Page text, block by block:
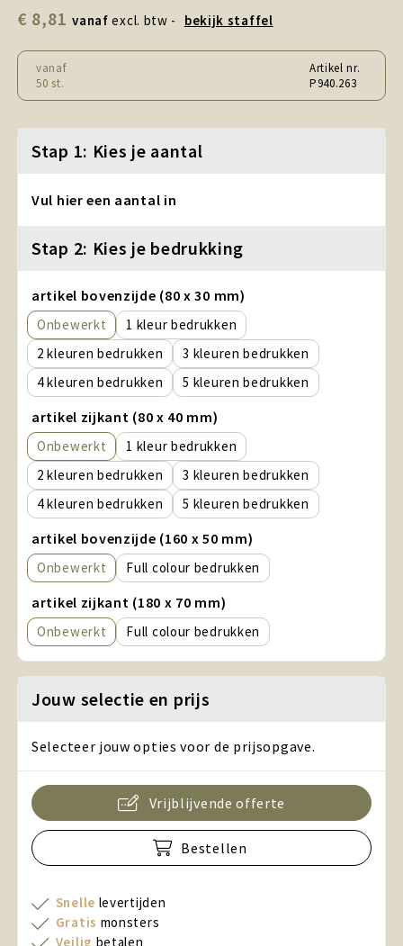
Snoepgoed en Koek
Sport, Spel en Speelgoed
Strand en Zomer
Technologie
€ 8,81 vanaf excl. btw - bekijk staffel
vanaf
50 st.
Artikel nr.
P940.263
Stap 1: Kies je aantal
Vul hier een aantal in
Stap 2: Kies je bedrukking
artikel bovenzijde (80 x 30 mm)
Onbewerkt
1
2
3
4
5
artikel zijkant (80 x 40 mm)
Onbewerkt
1
2
3
4
5
artikel bovenzijde (160 x 50 mm)
Onbewerkt Full colour
artikel zijkant (180 x 70 mm)
Onbewerkt Full colour
Jouw selectie en prijs
Selecteer jouw opties voor de prijsopgave.
Vrijblijvende offerte
Bestellen
Snelle levertijden
Gratis monsters
Veilig betalen